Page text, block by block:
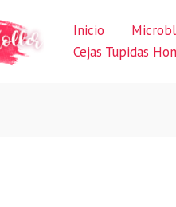
Inicio
Cejas Tupidas